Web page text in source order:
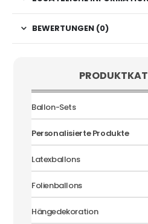
BEWERTUNGEN (0)
Ballon-Sets
Personalisierte Produkte
Latexballons
Folienballons
Hängedekoration